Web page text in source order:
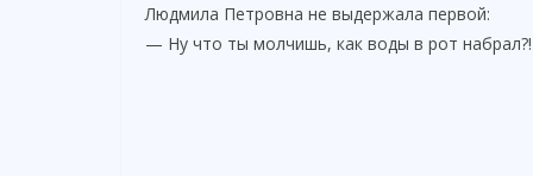
Людмила Петровна не выдержала первой:
— Ну что ты молчишь, как воды в рот